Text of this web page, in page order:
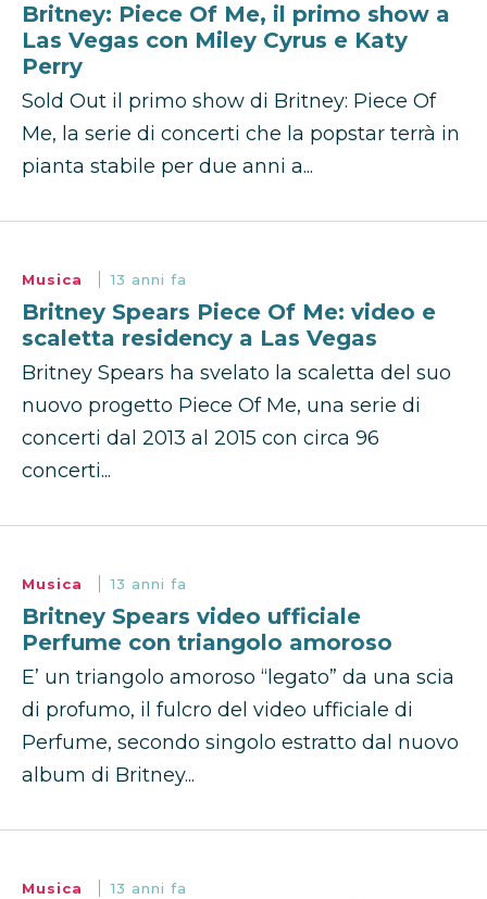
Britney: Piece Of Me, il primo show a
Las Vegas con Miley Cyrus e Katy
Perry
Sold Out il primo show di Britney: Piece Of
Me, la serie di concerti che la popstar terrà in
pianta stabile per due anni a...
Musica 13 anni fa
Britney Spears Piece Of Me: video e
scaletta residency a Las Vegas
Britney Spears ha svelato la scaletta del suo
nuovo progetto Piece Of Me, una serie di
concerti dal 2013 al 2015 con circa 96
concerti...
Musica 13 anni fa
Britney Spears video ufficiale
Perfume con triangolo amoroso
E’ un triangolo amoroso “legato” da una scia
di profumo, il fulcro del video ufficiale di
Perfume, secondo singolo estratto dal nuovo
album di Britney...
Musica 13 anni fa